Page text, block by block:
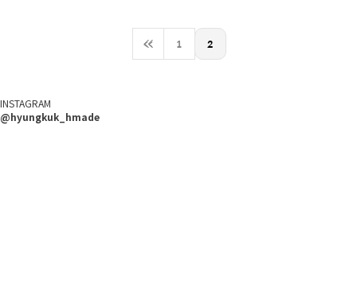
<< 1 2
INSTAGRAM
@hyungkuk_hmade